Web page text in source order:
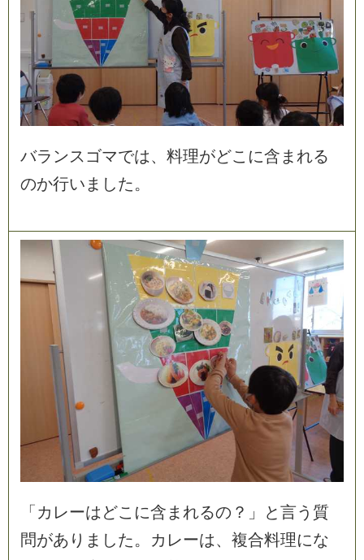
バラ ンス ゴマでは、 料理がどこ に含 ま れる
のか行い ま した。
「 カ レーは どこ に含 ま れるの ？ 」 と言う 質
問があ り ま した。 カ レーは、 複合料理にな